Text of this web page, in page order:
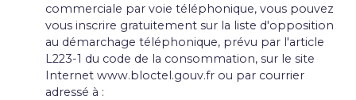
commerciale par voie téléphonique, vous pouvez
vous inscrire gratuitement sur la liste d'opposition
au démarchage téléphonique, prévu par l'article
L223-1 du code de la consommation, sur le site
Internet www.bloctel.gouv.fr ou par courrier
adressé à :